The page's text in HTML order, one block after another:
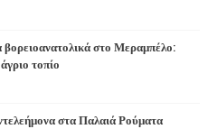
στο Μεραμπέλο:
τοπίο
στα Παλαιά Ρούματα